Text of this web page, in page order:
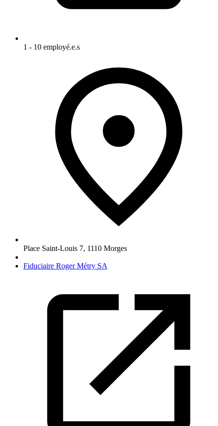
1 - 10 employé.e.s
Place Saint-Louis 7, 1110 Morges
Fiduciaire Roger Métry SA